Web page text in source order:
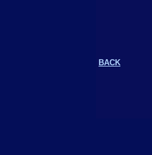
BACK